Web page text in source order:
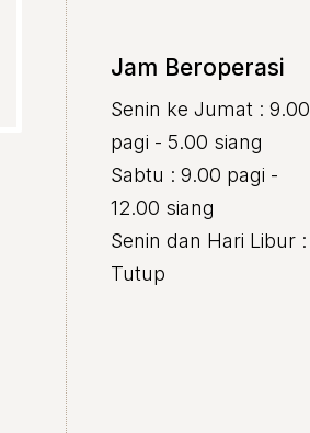
Jam Beroperasi
Senin ke Jumat : 9.00
pagi - 5.00 siang
Sabtu : 9.00 pagi -
12.00 siang
Senin dan Hari Libur :
Tutup